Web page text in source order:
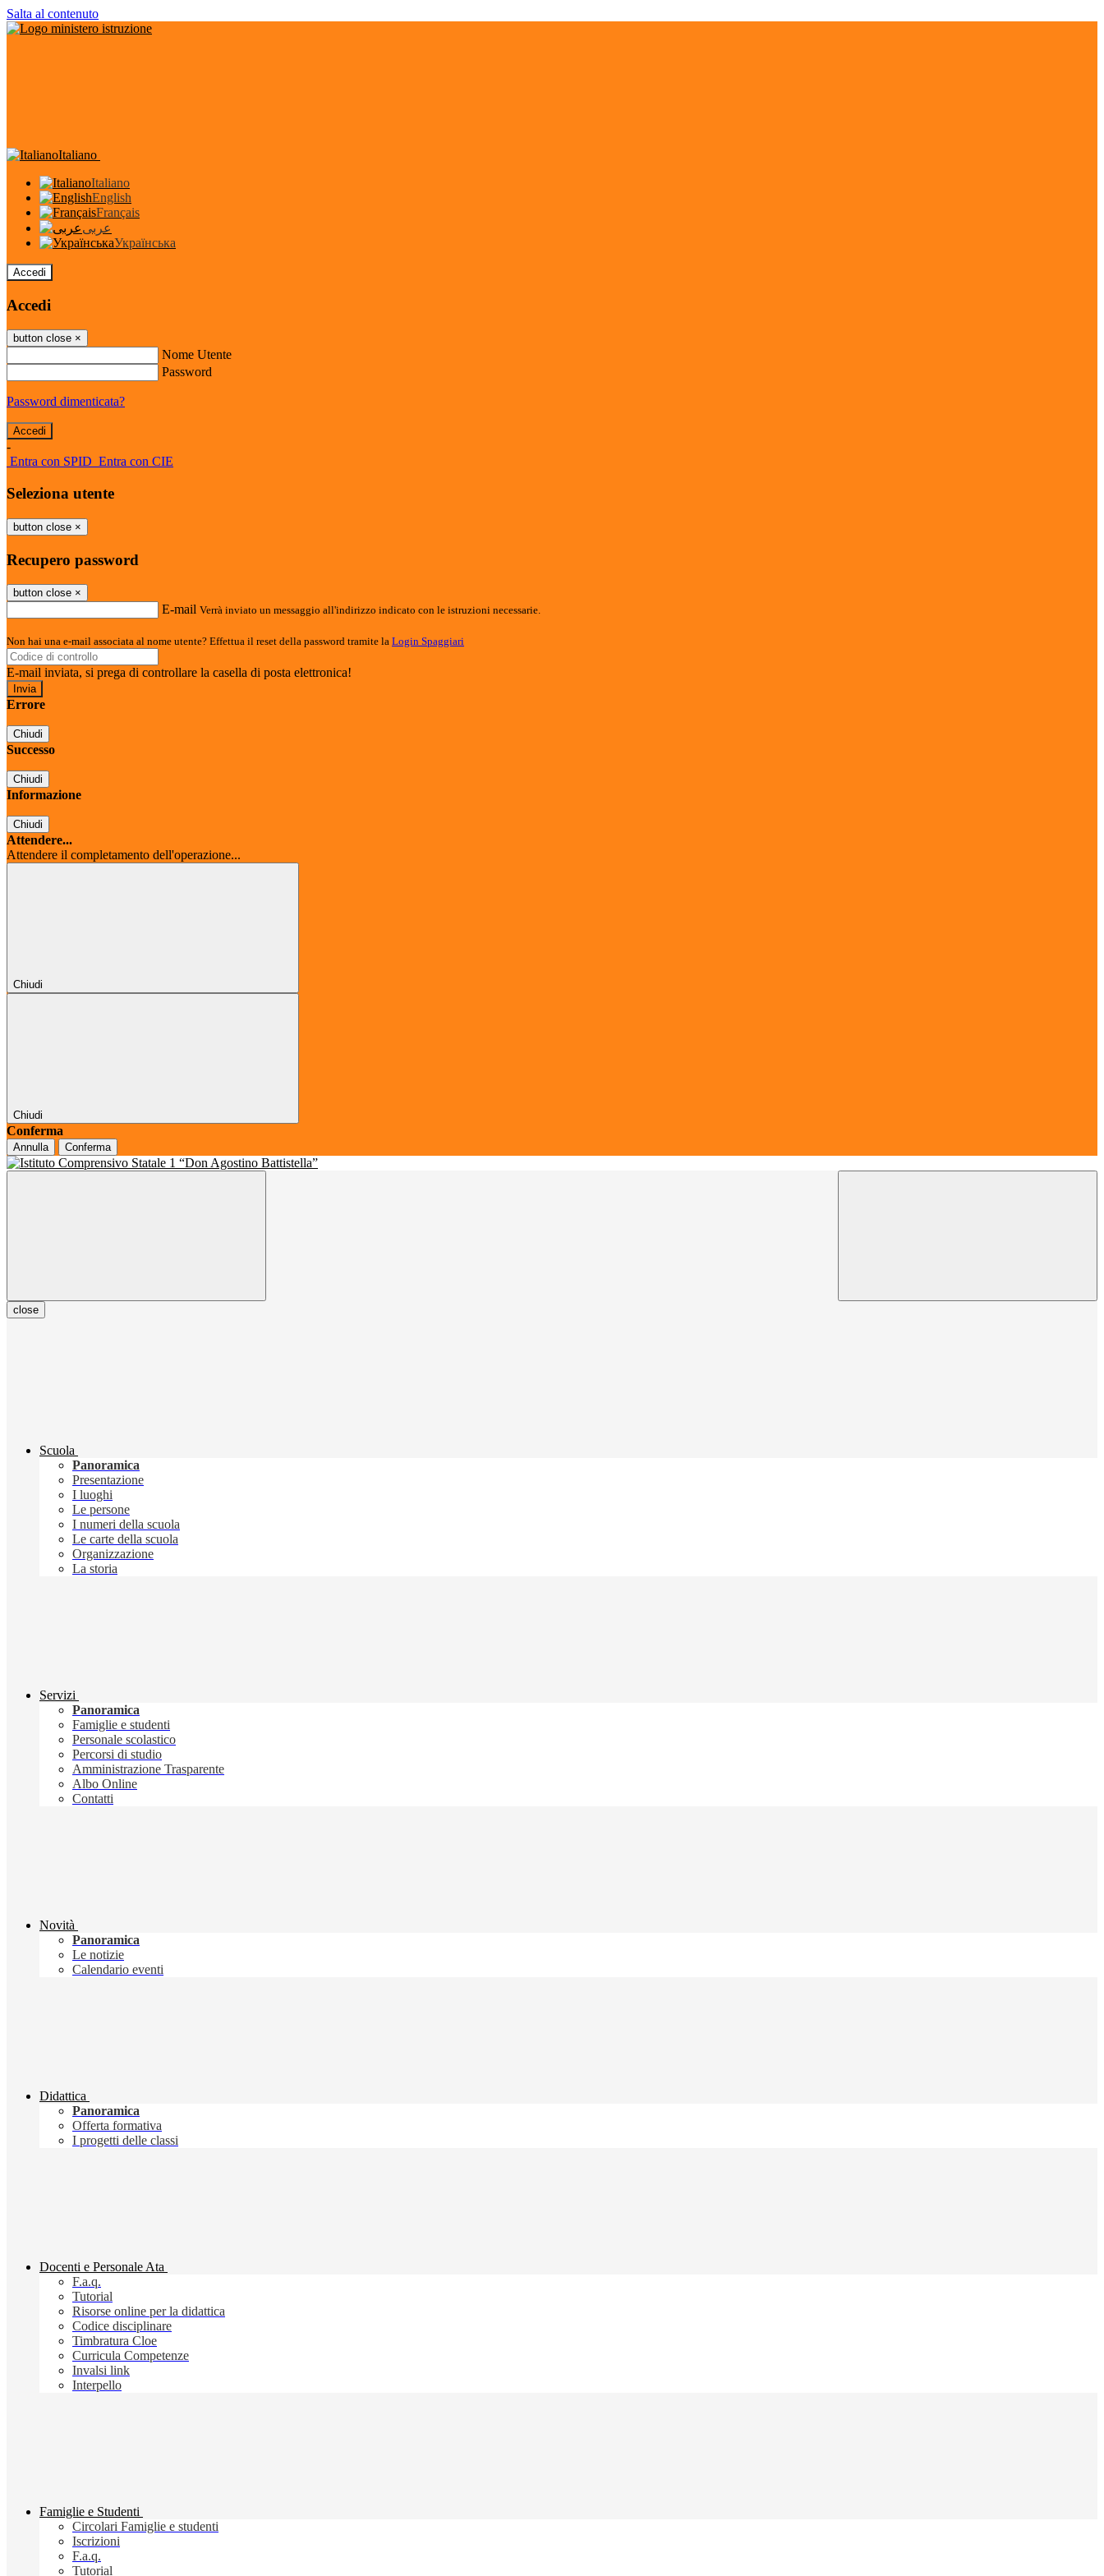
Salta al contenuto
Italiano
Italiano
English
Français
عربى
Українська
Accedi
Accedi
button close ×
Nome Utente
Password
Password dimenticata?
-
Entra con SPID Entra con CIE
Seleziona utente
button close ×
Recupero password
button close ×
E-mail Verrà inviato un messaggio all'indirizzo indicato con le istruzioni necessarie.
Non hai una e-mail associata al nome utente? Effettua il reset della password tramite la Login Spaggiari
E-mail inviata, si prega di controllare la casella di posta elettronica!
Errore
Chiudi
Successo
Chiudi
Informazione
Chiudi
Attendere...
Attendere il completamento dell'operazione...
Chiudi
Chiudi
Conferma
Annulla Conferma
close
Scuola
Panoramica
Presentazione
I luoghi
Le persone
I numeri della scuola
Le carte della scuola
Organizzazione
La storia
Servizi
Panoramica
Famiglie e studenti
Personale scolastico
Percorsi di studio
Amministrazione Trasparente
Albo Online
Contatti
Novità
Panoramica
Le notizie
Calendario eventi
Didattica
Panoramica
Offerta formativa
I progetti delle classi
Docenti e Personale Ata
F.a.q.
Tutorial
Risorse online per la didattica
Codice disciplinare
Timbratura Cloe
Curricula Competenze
Invalsi link
Interpello
Famiglie e Studenti
Circolari Famiglie e studenti
Iscrizioni
F.a.q.
Tutorial